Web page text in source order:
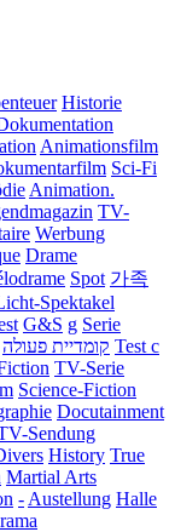
Historie
Animationsfilm
Sci-Fi
Animation.
TV-
Werbung
Drame
Spot 가족
Spektakel
G&S g Serie
קומדיית פעולה Test c
TV-Serie
Science-Fiction
Docutainment
Sendung
History True
Martial Arts
- Austellung Halle